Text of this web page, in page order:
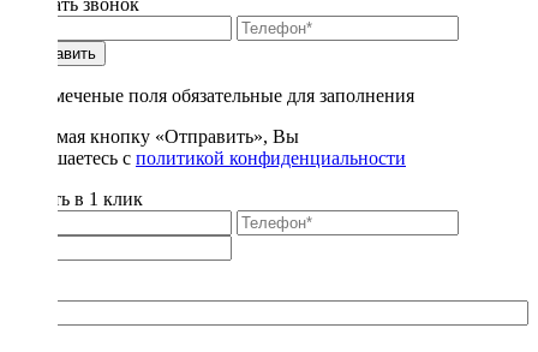
Заказать звонок
Отправить
* - отмеченые поля обязательные для заполнения
Нажимая кнопку «Отправить», Вы
соглашаетесь с политикой конфиденциальности
Купить в 1 клик